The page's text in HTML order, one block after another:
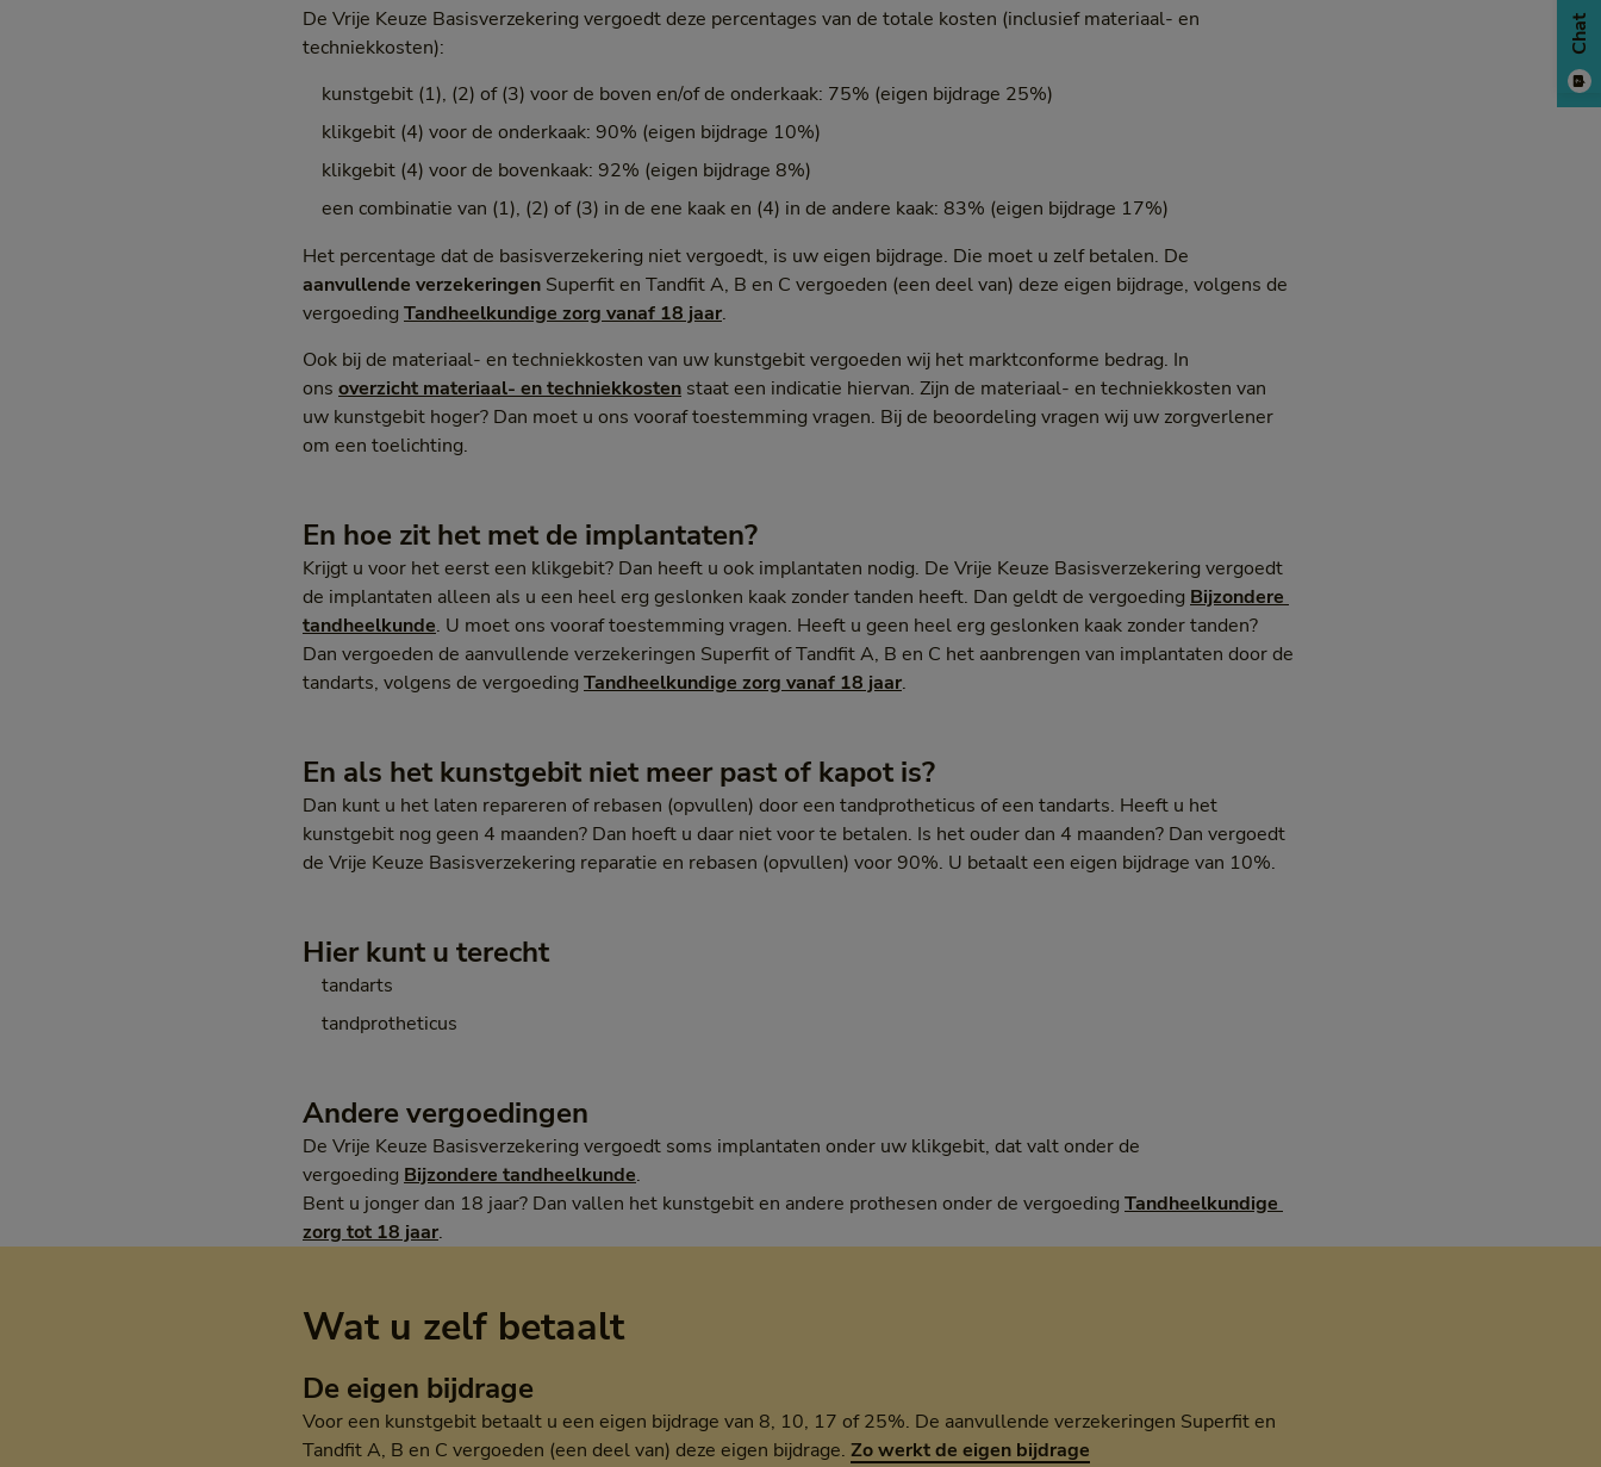
De Vrije Keuze Basisverzekering vergoedt deze percentages van de totale kosten (inclusief materiaal- en
techniekkosten):
kunstgebit (1), (2) of (3) voor de boven en/of de onderkaak: 75% (eigen bijdrage 25%)
klikgebit (4) voor de onderkaak: 90% (eigen bijdrage 10%)
klikgebit (4) voor de bovenkaak: 92% (eigen bijdrage 8%)
een combinatie van (1), (2) of (3) in de ene kaak en (4) in de andere kaak: 83% (eigen bijdrage 17%)
Het percentage dat de basisverzekering niet vergoedt, is uw eigen bijdrage. Die moet u zelf betalen. De
aanvullende verzekeringen Superfit en Tandfit A, B en C vergoeden (een deel van) deze eigen bijdrage, volgens de
vergoeding Tandheelkundige zorg vanaf 18 jaar.
Ook bij de materiaal- en techniekkosten van uw kunstgebit vergoeden wij het marktconforme bedrag. In
ons overzicht materiaal- en techniekkosten staat een indicatie hiervan. Zijn de materiaal- en techniekkosten van
uw kunstgebit hoger? Dan moet u ons vooraf toestemming vragen. Bij de beoordeling vragen wij uw zorgverlener
om een toelichting.
En hoe zit het met de implantaten?
Krijgt u voor het eerst een klikgebit? Dan heeft u ook implantaten nodig. De Vrije Keuze Basisverzekering vergoedt
de implantaten alleen als u een heel erg geslonken kaak zonder tanden heeft. Dan geldt de vergoeding Bijzondere
tandheelkunde. U moet ons vooraf toestemming vragen. Heeft u geen heel erg geslonken kaak zonder tanden?
Dan vergoeden de aanvullende verzekeringen Superfit of Tandfit A, B en C het aanbrengen van implantaten door de
tandarts, volgens de vergoeding Tandheelkundige zorg vanaf 18 jaar.
En als het kunstgebit niet meer past of kapot is?
Dan kunt u het laten repareren of rebasen (opvullen) door een tandprotheticus of een tandarts. Heeft u het
kunstgebit nog geen 4 maanden? Dan hoeft u daar niet voor te betalen. Is het ouder dan 4 maanden? Dan vergoedt
de Vrije Keuze Basisverzekering reparatie en rebasen (opvullen) voor 90%. U betaalt een eigen bijdrage van 10%.
Hier kunt u terecht
tandarts
tandprotheticus
Andere vergoedingen
De Vrije Keuze Basisverzekering vergoedt soms implantaten onder uw klikgebit, dat valt onder de
vergoeding Bijzondere tandheelkunde.
Bent u jonger dan 18 jaar? Dan vallen het kunstgebit en andere prothesen onder de vergoeding Tandheelkundige
zorg tot 18 jaar.
Wat u zelf betaalt
De eigen bijdrage
Voor een kunstgebit betaalt u een eigen bijdrage van 8, 10, 17 of 25%. De aanvullende verzekeringen Superfit en
Tandfit A, B en C vergoeden (een deel van) deze eigen bijdrage. Zo werkt de eigen bijdrage
Chat